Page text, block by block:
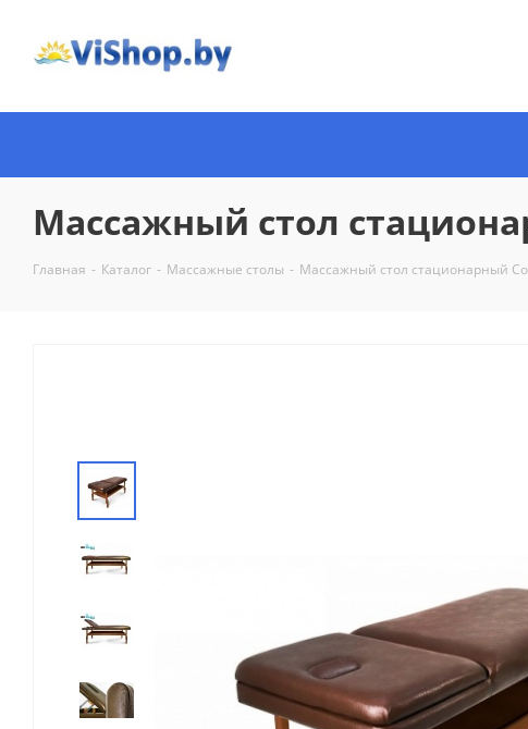
Массажный стол
Главная - Каталог - Массажные столы - Массажный стол стационарный